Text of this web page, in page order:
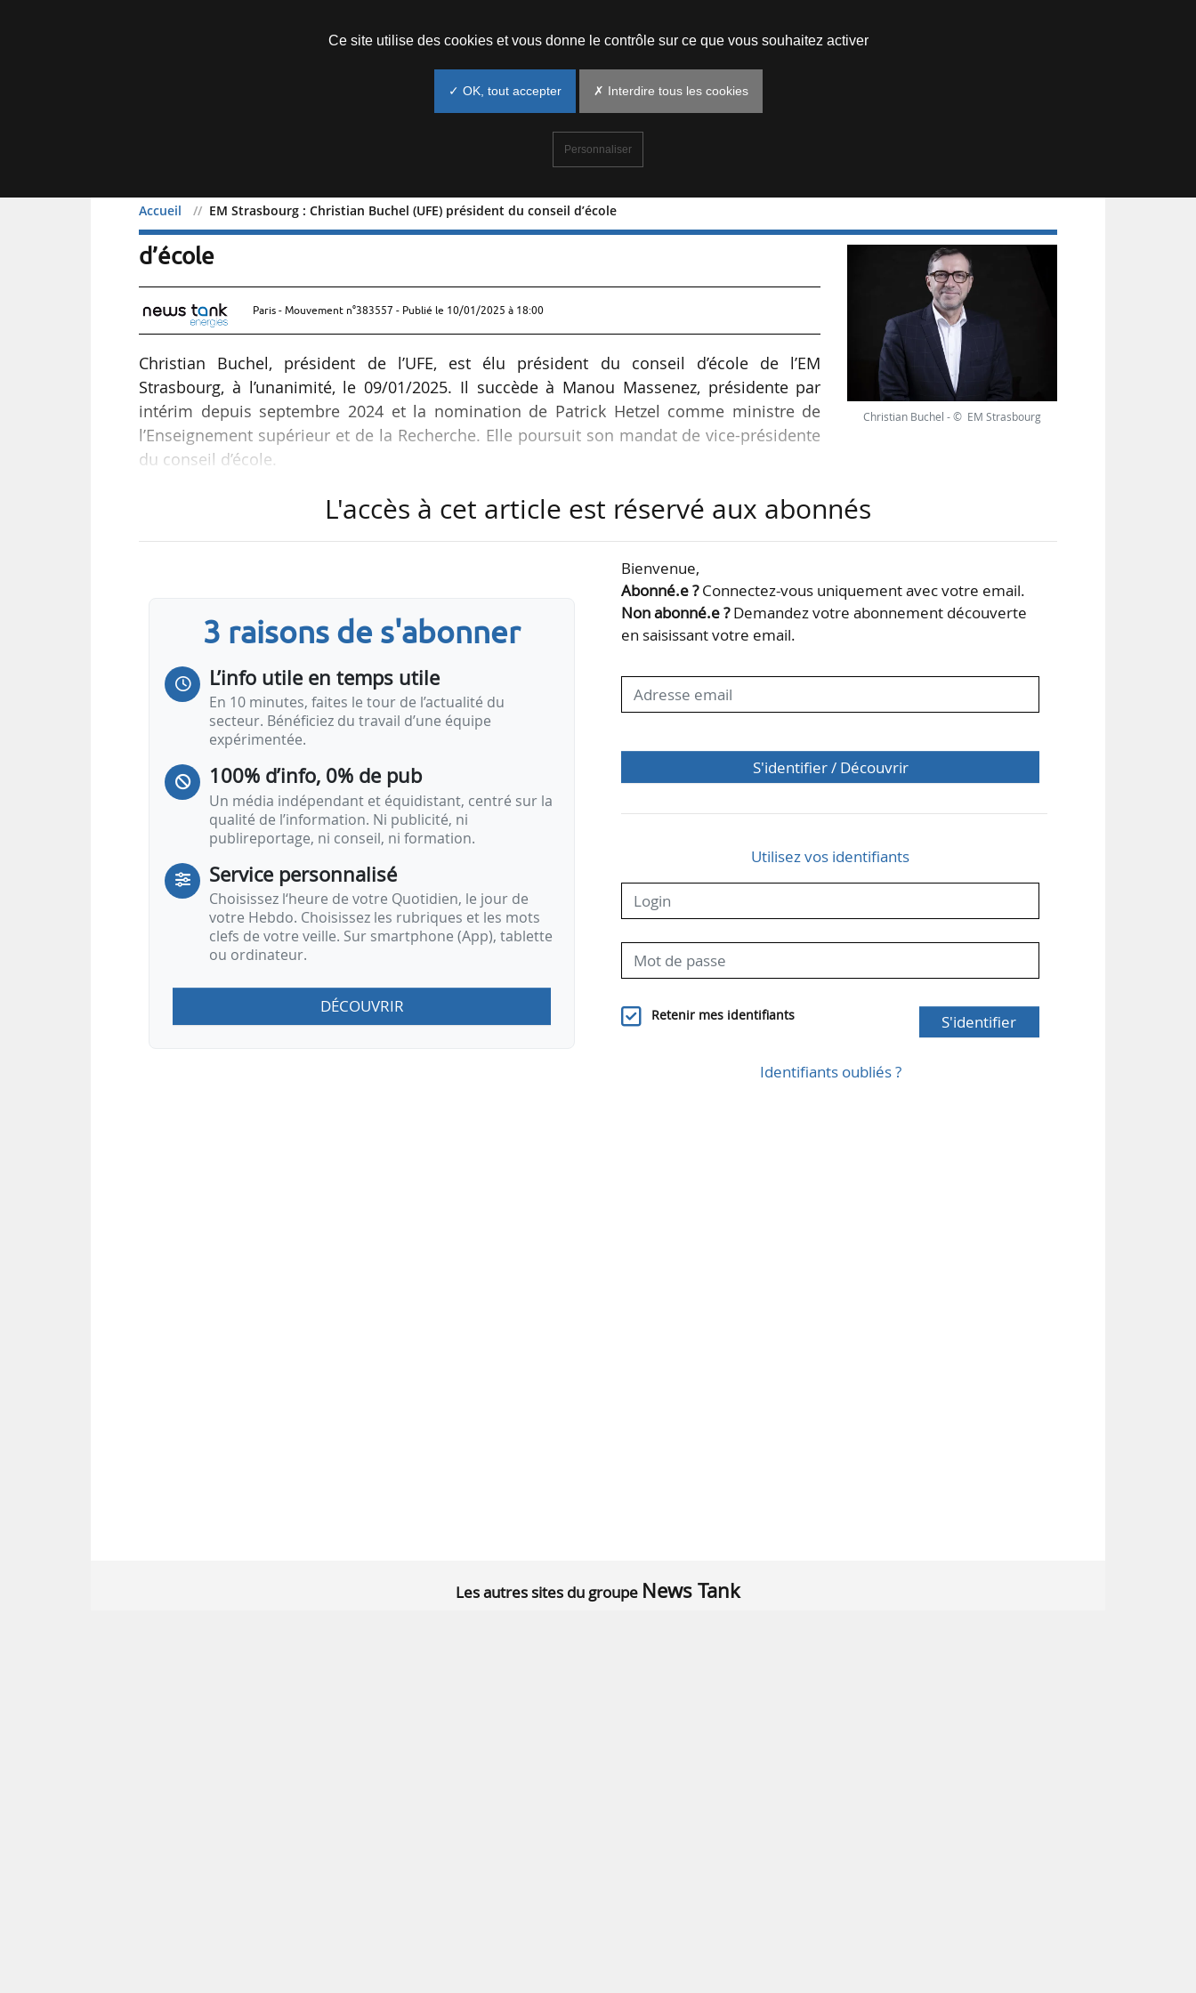
Accueil EM Strasbourg : Christian Buchel (UFE) président du conseil d’école
EM Strasbourg : Christian Buchel (UFE) président du conseil
d’école
Paris - Mouvement n°383557 - Publié le 10/01/2025 à 18:00
Christian Buchel, président de l’UFE, est élu président du conseil d’école de l’EM
Strasbourg, à l’unanimité, le 09/01/2025. Il succède à Manou Massenez, présidente par
intérim depuis septembre 2024 et la nomination de Patrick Hetzel comme ministre de
l’Enseignement supérieur et de la Recherche. Elle poursuit son mandat de vice-présidente
du conseil d’école.
« Sa solide expérience professionnelle, au travers de son profil régional, transfrontalier et
stratégiques et nous permettra notamment d’approfondir davantage nos relations avec le
monde des entreprises », déclare Babak Mehmanpazir, directeur général de l’école…
Christian Buchel - © EM Strasbourg
L'accès à cet article est réservé aux abonnés
3 raisons de s'abonner
L’info utile en temps utile
En 10 minutes, faites le tour de l’actualité du
secteur. Bénéficiez du travail d’une équipe
expérimentée.
100% d’info, 0% de pub
Un média indépendant et équidistant, centré sur la
qualité de l’information. Ni publicité, ni
publireportage, ni conseil, ni formation.
Service personnalisé
Choisissez l‘heure de votre Quotidien, le jour de
votre Hebdo. Choisissez les rubriques et les mots
clefs de votre veille. Sur smartphone (App), tablette
ou ordinateur.
DÉCOUVRIR
Bienvenue,
Abonné.e ?Connectez-vous uniquement avec votre email.
Non abonné.e ?Demandez votre abonnement découverte
en saisissant votre email.
S'identifier / Découvrir
Utilisez vos identifiants
Retenir mes identifiants S'identifier
Identifiants oubliés ?
Les autres sites du groupe News Tank
Ce site utilise des cookies et vous donne le contrôle sur ce que vous souhaitez activer
✓ OK, tout accepter ✗ Interdire tous les cookies
Personnaliser